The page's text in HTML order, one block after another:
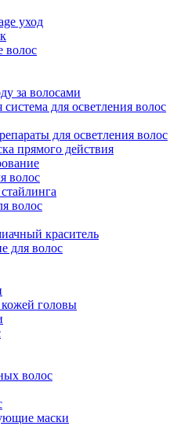
уход
волос
за волосами
для осветления волос
для осветления волос
прямого действия
волос
волос
краситель
для волос
кожей головы
волос
маски